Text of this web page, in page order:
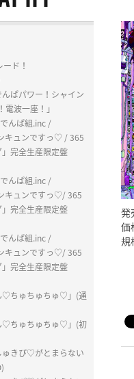
ード！
んぱパワー！シャイン
電波一座！」
んぱ組.inc /
キュンですっ♡ / 365
完全生産限定盤
んぱ組.inc /
キュンですっ♡/ 365
完全生産限定盤
んぱ組.inc /
キュンですっ♡/ 365
完全生産限定盤
♡ちゅちゅちゅ♡」(通
♡ちゅちゅちゅ♡」(初
ゅきぴ♡がとまらない
発
価
規